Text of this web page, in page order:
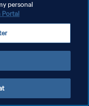
personal
Portal